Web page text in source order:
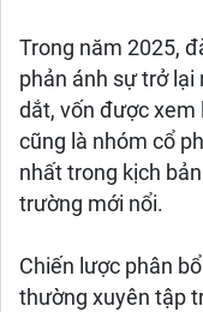
Trong năm 2025,
phản ánh sự trở lại
dắt, vốn được xem
cũng là nhóm cổ
nhất trong kịch
trường mới nổi.
Chiến lược phân
thường xuyên tập